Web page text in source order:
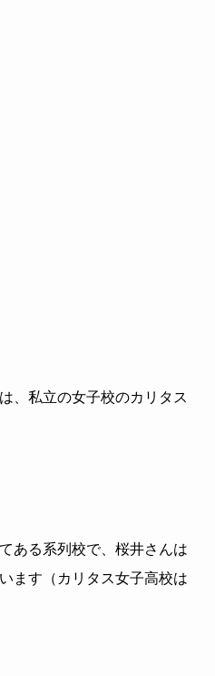
、私立の女子校のカリタス
ある系列校で、桜井さんは
ます（カリタス女子高校は